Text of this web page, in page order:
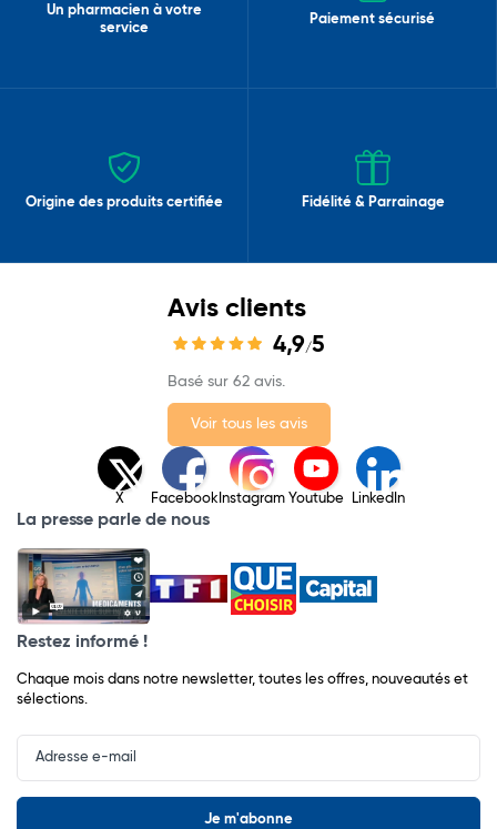
Un pharmacien à votre
service
Paiement sécurisé
Origine des produits certifiée Fidélité & Parrainage
Avis clients
4,9/5
Basé sur 62 avis.
Voir tous les avis
X Facebook Instagram Youtube LinkedIn
La presse parle de nous
Restez informé !
Chaque mois dans notre newsletter, toutes les offres, nouveautés et
sélections.
Input
Newsletter